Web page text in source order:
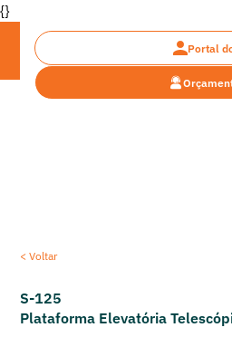
{}
Portal
< Voltar
S-125
Plataforma Elevatória